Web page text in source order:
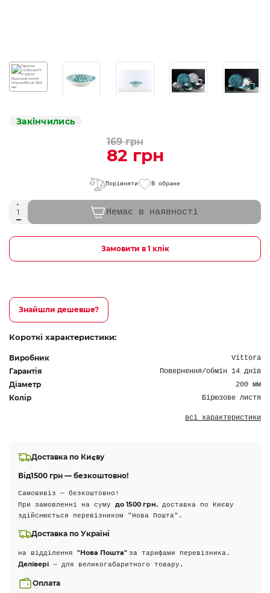
Закінчились
169 грн
82 грн
Порівняти В обране
Немає в наявності
Замовити в 1 клік
Знайшли дешевше?
Короткі характеристики:
Виробник Vittora
Гарантія Повернення/обмін 14 днів
Діаметр 200 мм
Колір Бірюзове листя
всі характеристики
Доставка по Києву
Від1500 грн — безкоштовно!
Самовивіз — безкоштовно!
При замовленні на суму до 1500 грн. доставка по Києву
здійснюється перевізником "Нова Пошта".
Доставка по Україні
на відділення "Нова Пошта" за тарифами перевізника.
Делівері — для великогабаритного товару.
Оплата